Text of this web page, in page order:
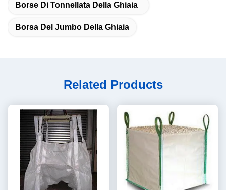
Borse Di Tonnellata Della Ghiaia
Borsa Del Jumbo Della Ghiaia
Related Products